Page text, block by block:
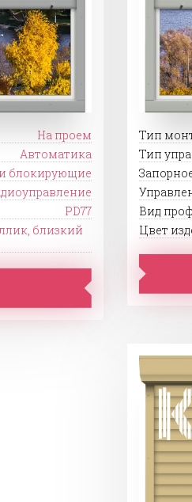
На проем
Автоматика
блокирующие
PD77
близкий
Тип
Тип
Вид
Цвет